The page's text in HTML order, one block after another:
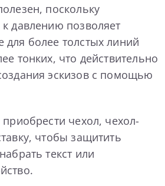
поскольку
к давлению позволяет
для более толстых линий
тонких, что действительно
эскизов с помощью
чехол, чехол-
чтобы защитить
текст или